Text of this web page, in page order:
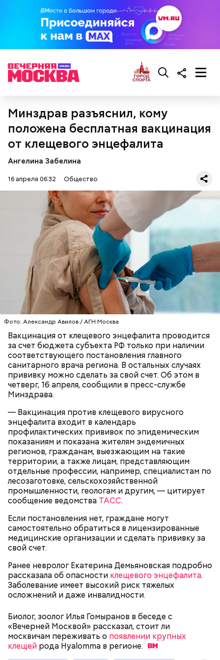
Минздрав разъяснил, кому
положена бесплатная вакцинация
от клещевого энцефалита
Ангелина Забелина
16 апреля 06:32 Общество
Фото: Александр Авилов / АГН Москва
Вакцинация от клещевого энцефалита проводится
за счет бюджета субъекта РФ только при наличии
соответствующего постановления главного
санитарного врача региона. В остальных случаях
прививку можно сделать за свой счет. Об этом в
четверг, 16 апреля, сообщили в пресс-службе
Минздрава.
— Вакцинация против клещевого вирусного
энцефалита входит в календарь
профилактических прививок по эпидемическим
показаниям и показана жителям эндемичных
регионов, гражданам, выезжающим на такие
территории, а также лицам, представляющим
отдельные профессии, например, специалистам по
лесозаготовке, сельскохозяйственной
промышленности, геологам и другим, — цитирует
сообщение ведомства ТАСС.
Если постановления нет, граждане могут
самостоятельно обратиться в лицензированные
медицинские организации и сделать прививку за
свой счет.
Ранее невролог Екатерина Демьяновская подробно
рассказала об опасности клещевого энцефалита.
Заболевание имеет высокий риск тяжелых
осложнений и даже инвалидности.
Биолог, зоолог Илья Гомыранов в беседе с
«Вечерней Москвой» рассказал, стоит ли
москвичам переживать о появлении крупных
клещей рода Hyalomma в регионе.
Международный день подкаблучника — это
шутливый праздник, призванный подчеркнуть, что
гармония в отношениях важнее формального
День грибного дождя
Грибным дождем называют те осадки, которые
выпадают в солнечную погоду. Считается, что
после них в лесу появляется много грибов, поэтому
началом грибного сезона, поэтому 6-го числа этого
месяца отмечается День грибного дождя. В этот
праздник принято отправляться в лес собирать
грибы, даже если на улице непогода.
— В дыне содержится много сахара, который
представлен фруктозой. С одной стороны — это
хорошо, потому что дает энергию. Но важно
помнить, что сладкими дынями не нужно сильно
сахарным диабетом и лишним весом, —
подчеркнула доктор.
Терапевт Кондрахин назвал
выводят токсины из организма
Ранние плоды, по словам врача, лучше не есть:
беременным, кормящим женщинам;
людям с ослабленной иммунной системой;
пожилым;
— Там может содержаться огромное количество
нитратов, которое вызовет головокружение,
гипоксию и ухудшение физического состояния, —
предостерегла Соломатина.